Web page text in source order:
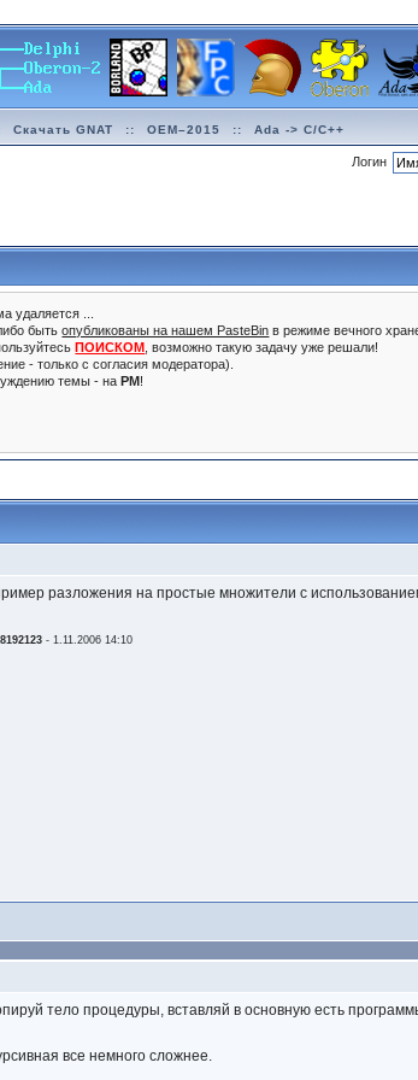
Скачать GNAT :: OEM–2015 :: Ada -> C/C++
Логин
удаляется ...
либо бытьопубликованы на нашем PasteBin в режиме вечного
ПОИСКОМ , возможно такую задачу уже решали!
- только с согласия модератора).
темы - наPM!
разложения на простые множители с
-1.11.2006 14:10
тело процедуры, вставляй в основную есть
все немного сложнее.